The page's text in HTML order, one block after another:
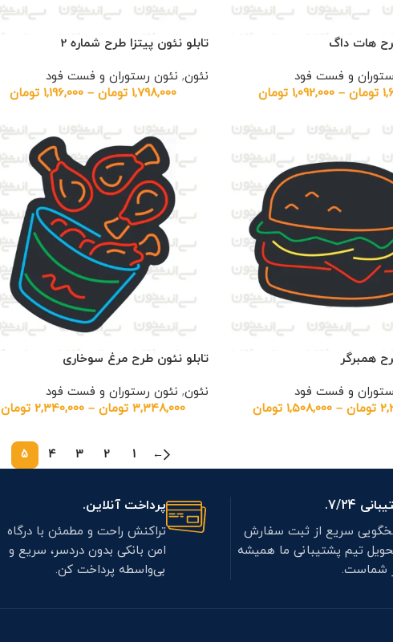
هات داگ
و فست فود
تومان –
1,092,000 تومان
تابلو نئون پیتزا طرح شماره 2
نئون, نئون رستوران و فست فود
1,798,000 تومان –
1,196,000 تومان
همبرگر
و فست فود
تومان –
1,508,000 تومان
تابلو نئون طرح مرغ سوخاری
نئون, نئون رستوران و فست فود
3,348,000 تومان –
2,340,000 تومان
←
1
2
3
4
5
7/24.
سریع از ثبت سفارش
تیم پشتیبانی ما همیشه
شماست.
پرداخت آنلاین.
تراکنش راحت و مطمئن با درگاه
امن بانکی بدون دردسر، سریع و
بی‌واسطه پرداخت کن.